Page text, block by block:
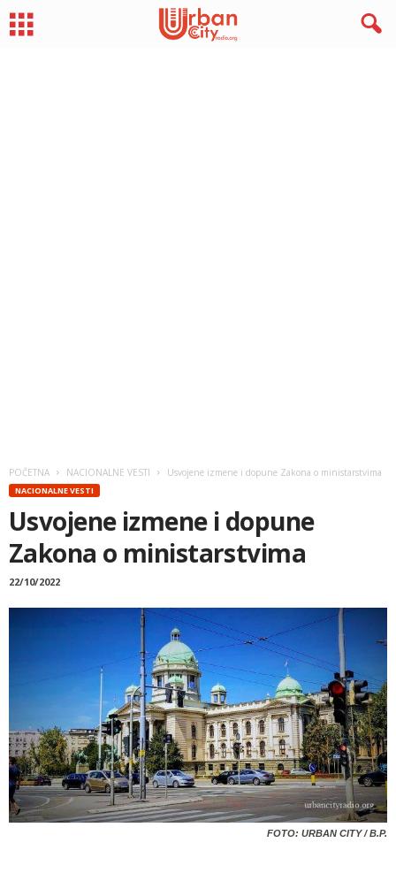
POČETNA NACIONALNE VESTI Usvojene izmene i dopune Zakona o ministarstvima
NACIONALNE VESTI
Usvojene izmene i dopune
Zakona o ministarstvima
22/10/2022
FOTO: URBAN CITY / B.P.